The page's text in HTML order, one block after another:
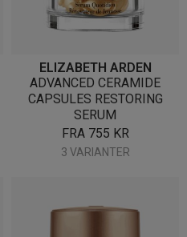
ELIZABETH ARDEN
ADVANCED CERAMIDE
CAPSULES RESTORING
SERUM
FRA 755 KR
3 VARIANTER